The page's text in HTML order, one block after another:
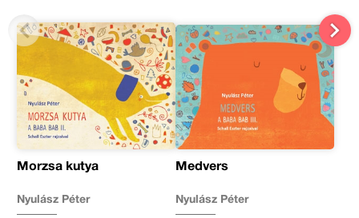
Morzsa kutya
Nyulász Péter
Medvers
Nyulász Péter